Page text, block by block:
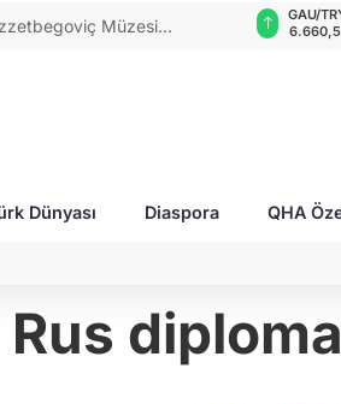
Ukraynalı savaş
0,0018
BIST
Dünyası Diaspora QHA